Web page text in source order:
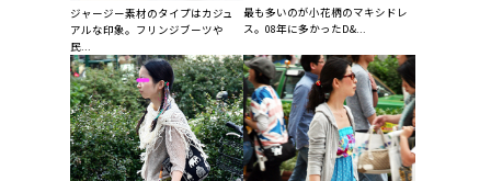
ジャージー素材のタイプはカジュ
アルな印象。フリンジブーツや
民...
最も多いのが小花柄のマキシドレ
ス。08年に多かったD&...